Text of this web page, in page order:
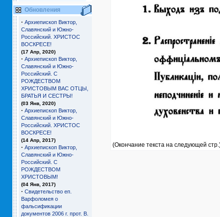
Обновления
· Архиепископ Виктор,
Славянский и Южно-
Российский. ХРИСТОС
ВОСКРЕСЕ!
(17 Апр, 2020)
· Архиепископ Виктор,
Славянский и Южно-
Российский. С
РОЖДЕСТВОМ
ХРИСТОВЫМ ВАС ОТЦЫ,
БРАТЬЯ И СЕCТРЫ!
(03 Янв, 2020)
· Архиепископ Виктор,
Славянский и Южно-
Российский. ХРИСТОС
ВОСКРЕСЕ!
(14 Апр, 2017)
· Архиепископ Виктор,
Славянский и Южно-
Российский. С
РОЖДЕСТВОМ
ХРИСТОВЫМ!
(04 Янв, 2017)
· Свидетельство еп.
Варфоломея о
фальсификации
документов 2006 г. прот. В.
(Окончание текста на следующей